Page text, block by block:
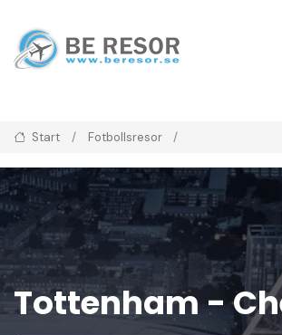
Start Fotbollsresor
Tottenham -